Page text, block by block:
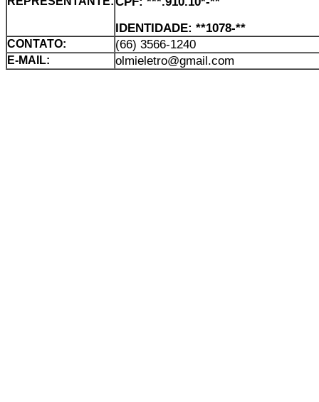
IDENTIDADE: **1078-**
CONTATO: (66) 3566-1240
E-MAIL: olmieletro@gmail.com